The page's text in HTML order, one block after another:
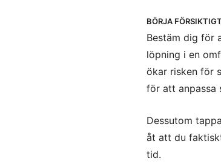
BÖRJA FÖRSIKTIGT
Bestäm dig för
löpning i en
ökar risken för
för att anpassa
Dessutom
åt att du
tid.